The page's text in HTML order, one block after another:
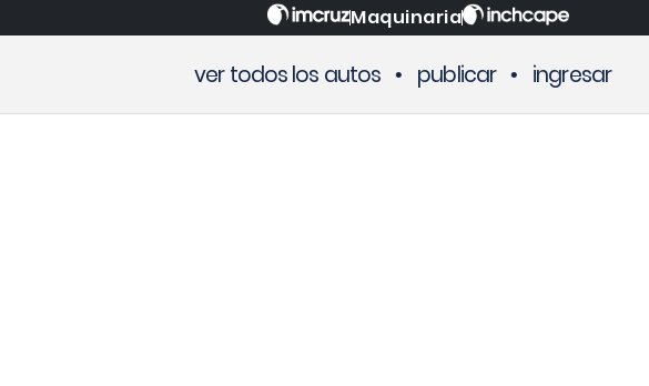
Maquinaria
ver todos los autos • publicar • ingresar